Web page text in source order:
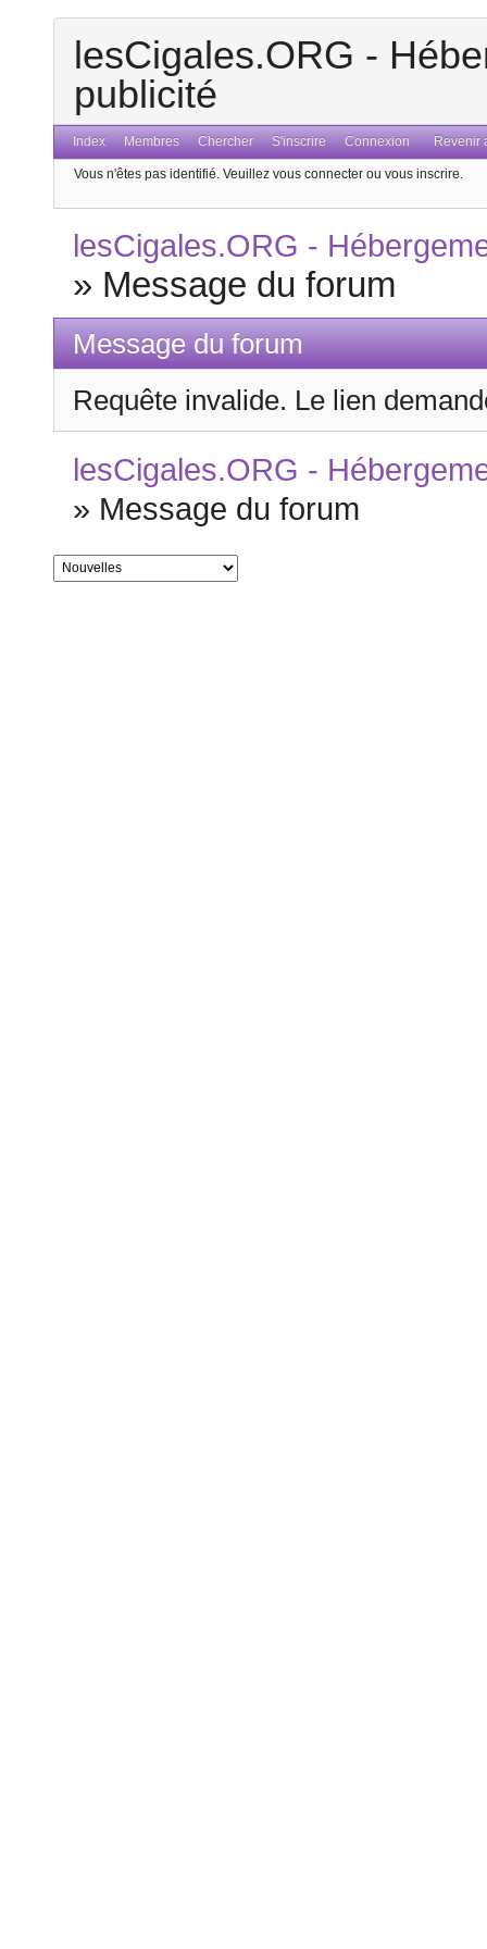
lesCigales.ORG -
publicité
Index Membres Chercher S'inscrire Connexion Revenir
Vous n'êtes pas identifié. Veuillez vous connecter ou vous inscrire.
lesCigales.ORG -
» Message du forum
Message du forum
Requête invalide. Le lien
lesCigales.ORG -
» Message du forum